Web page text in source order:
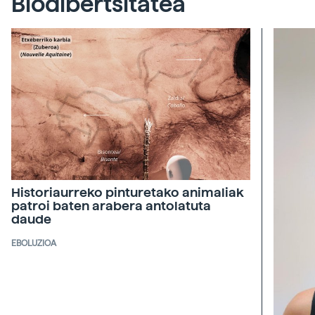
Historiaurreko pinturetako animaliak
patroi baten arabera antolatuta
daude
EBOLUZIOA